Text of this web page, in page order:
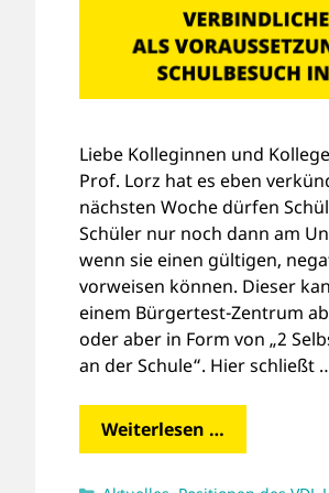
Liebe Kolleginnen und
Prof. Lorz hat es eben
nächsten Woche dürfen
Schüler nur noch dann am
wenn sie einen gültigen,
vorweisen können. Dieser
einem Bürgertest-Zentrum
oder aber in Form von „2
an der Schule“. Hier schließt
Weiterlesen …